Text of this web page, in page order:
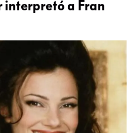
interpretó a Fran